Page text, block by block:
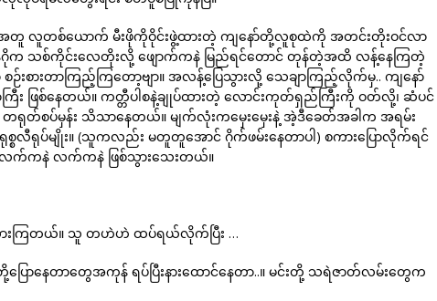
တူ လူတစ်ယောက် မီးဖိုကိုဝိုင်းဖွဲ့ထားတဲ့ ကျနော်တို့လူစုထဲကို အတင်းတိုးဝင်လာ
ဂိုက သစ်ကိုင်းလေတိုးလို့ ဖျောက်ကနဲ မြည်ရင်တောင် တုန်တဲ့အထိ လန့်နေကြတဲ့
စားတာကြည့်ကြတော့ဗျာ။ အလန့်ပြေသွားလို့ သေချာကြည့်လိုက်မှ.. ကျနော်
ဖြစ်နေတယ်။ ကတ္တီပါစနဲ့ချုပ်ထားတဲ့ လောင်းကုတ်ရှည်ကြီးကို ဝတ်လို့၊ ဆံပင်
စပ်မှန်း သိသာနေတယ်။ မျက်လုံးကမှေးမှေးနဲ့ အဲ့ဒီခေတ်အခါက အရမ်း
စ္စလီရုပ်မျိုး။ (သူကလည်း မတူတူအောင် ဂိုက်ဖမ်းနေတာပါ) စကားပြောလိုက်ရင်
လက်ကနဲ လက်ကနဲ ဖြစ်သွားသေးတယ်။
းကြတယ်။ သူ တဟဲဟဲ ထပ်ရယ်လိုက်ပြီး …
တို့ပြောနေတာတွေအကုန် ရပ်ပြီးနားထောင်နေတာ..။ မင်းတို့ သရဲဇာတ်လမ်းတွေက